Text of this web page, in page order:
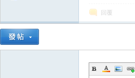
回覆